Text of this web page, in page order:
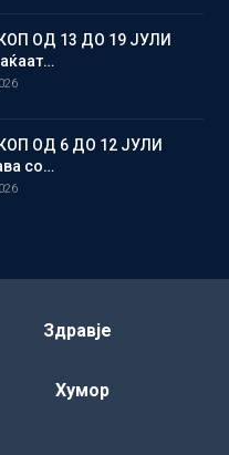
ОД 13 ДО 19 ЈУЛИ
ОД 6 ДО 12 ЈУЛИ
со…
Здравје
Хумор